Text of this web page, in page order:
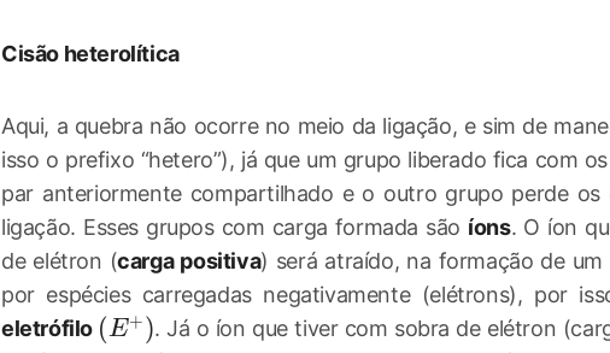
Cisão heterolítica
Aqui, a quebra não ocorre no meio da ligação, e sim de
isso o prefixo “hetero”), já que um grupo liberado fica com
par anteriormente compartilhado e o outro grupo perde os
ligação. Esses grupos com carga formada são íons. O íon
de elétron (carga positiva) será atraído, na formação de
por espécies carregadas negativamente (elétrons), por
eletrófilo (E^{+})
(E+). Já o íon que tiver com sobra de elétron